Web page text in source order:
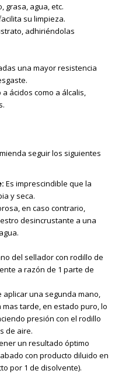
grasa, agua, etc.
su limpieza.
adhiriéndolas
una mayor resistencia
ácidos como a álcalis,
seguir los siguientes
Es imprescindible que la
y seca.
en caso contrario,
desincrustante a una
del sellador con rodillo de
a razón de 1 parte de
aplicar una segunda mano,
tarde, en estado puro, lo
presión con el rodillo
de aire.
un resultado óptimo
con producto diluido en
por 1 de disolvente).